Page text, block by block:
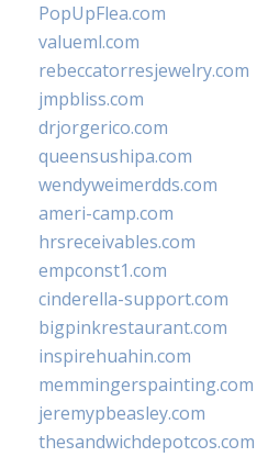
PopUpFlea.com
valueml.com
rebeccatorresjewelry.com
jmpbliss.com
drjorgerico.com
queensushipa.com
wendyweimerdds.com
ameri-camp.com
hrsreceivables.com
empconst1.com
cinderella-support.com
bigpinkrestaurant.com
inspirehuahin.com
memmingerspainting.com
jeremypbeasley.com
thesandwichdepotcos.com